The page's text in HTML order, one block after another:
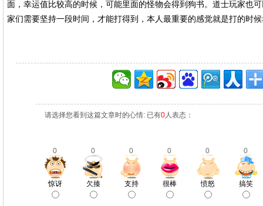
面，幸运值比较高的时候，可能里面的怪物会得到狗书。道士玩家也
家们需要坚持一段时间，才能打得到，本人最重要的感觉就是打的时
请选择您看到这篇文章时的心情: 已有0人表态：
0 0 0 0 0 0
惊讶 欠揍 支持 很棒 愤怒 搞笑